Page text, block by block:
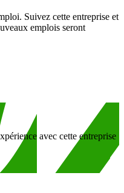
Suivez cette entreprise et
emplois seront
avec cette entreprise